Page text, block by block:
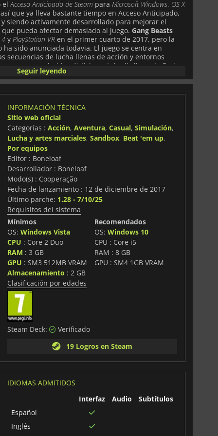
el Acceso Anticipado de Steam para Microsoft Windows, OS X
que ya lleva bastante tiempo en Acceso Anticipado,
siendo activamente desarrollado para mejorar el
pueda afectar demasiado al juego. Gang Beasts
4 y PlayStation VR en el primer cuarto de 2017, pero la
sido anunciada todavia. El juego se centra en
secuencias de lucha llenas de acción y entornos
en una colorida y ficticia metrópolis llamada
Beef
juego tenía8 fases multijugador
En Gang Beasts el objetivo principal es dar
exclusivos aunque extraños, e
multijugador que no se ve frecuentemente en la
y entretenido, el juego ha sido muy bien recibido por
durante su fase alfa de desarrollo. Ver figuras
unas a otras es ya de por si divertido, y verlas
al enemigo en los peligros del mapa es también
interesante cuando juegas tu mismo e intentas
Seguir leyendo
INFORMACIÓN TÉCNICA
Sitio web oficial
Categorías : Acción, Aventura, Casual, Simulación,
Lucha y artes marciales, Sandbox, Beat 'em up,
Por equipos
Editor : Boneloaf
Desarrollador : Boneloaf
Modo(s) : Cooperação
Fecha de lanzamiento : 12 de diciembre de 2017
Último parche: 1.28 - 7/10/25
Requisitos del sistema
Mínimos
OS: Windows Vista
CPU : Core 2 Duo
RAM : 3 GB
GPU : SM3 512MB VRAM
Almacenamiento : 2 GB
Recomendados
OS:Windows 10
CPU : Core i5
RAM : 8 GB
GPU : SM4 1GB VRAM
Clasificación por edades
Steam Deck:
Verificado
19 Logros en Steam
IDIOMAS ADMITIDOS
Interfaz
Audio
Subtítulos
Español
Inglés